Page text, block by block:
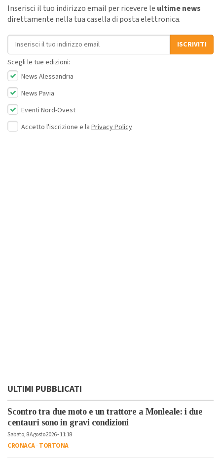
Inserisci il tuo indirizzo email per ricevere le ultime news
direttamente nella tua casella di posta elettronica.
Indirizzo email
ISCRIVITI
Scegli le tue edizioni:
News Alessandria
News Pavia
Eventi Nord-Ovest
Accetto l'iscrizione e la Privacy Policy
ULTIMI PUBBLICATI
Scontro tra due moto e un trattore a Monleale: i due
centauri sono in gravi condizioni
Sabato, 8 Agosto 2026 - 11:18
CRONACA-TORTONA